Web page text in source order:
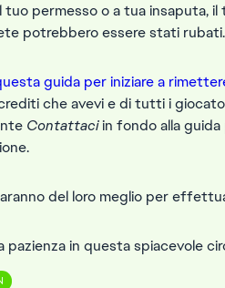
tuo permesso o a tua
potrebbero essere stati rubati.
guida per iniziare a
che avevi e di tutti i
Contattaciin fondo alla
del loro meglio per
pazienza in questa spiacevole